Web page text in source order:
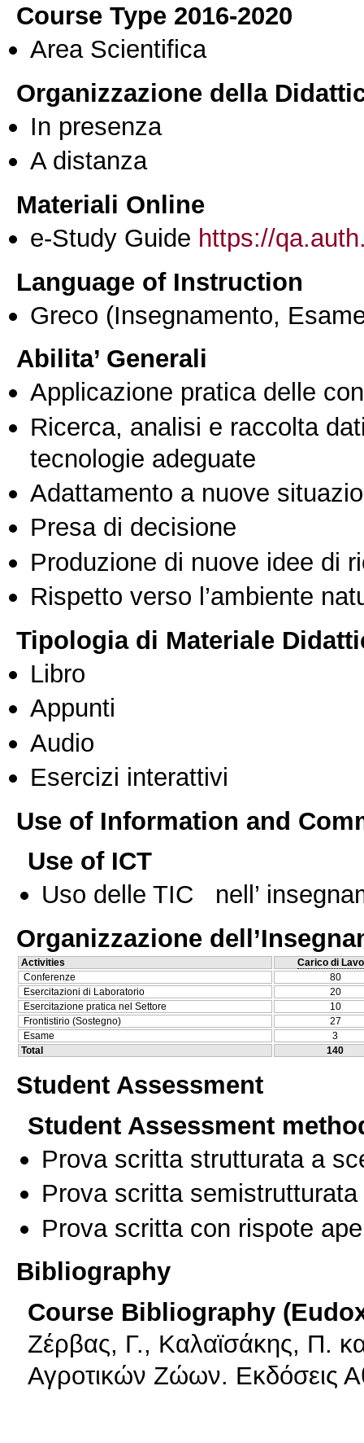
Course Type 2016-2020
Area Scientifica
Organizzazione della
In presenza
A distanza
Materiali Online
e-Study Guide https://
Language of Instruction
Greco (Insegnamento,
Abilita’ Generali
Applicazione pratica delle
Ricerca, analisi e raccolta
tecnologie adeguate
Adattamento a nuove
Presa di decisione
Produzione di nuove idee di
Rispetto verso l’ambiente
Tipologia di Materiale
Libro
Appunti
Audio
Esercizi interattivi
Use of Information and
Use of ICT
Uso delle TIC nell’
Organizzazione
Activities
Carico di
Conferenze
80
Esercitazioni di Laboratorio
20
Esercitazione pratica nel Settore
10
Frontistirio (Sostegno)
27
Esame
3
Total
140
Student Assessment
Student Assessment
Prova scritta strutturata a
Prova scritta
Prova scritta con rispote
Bibliography
Course Bibliography
Ζέρβας, Γ., Καλαϊσάκης, Π.
Αγροτικών Ζώων. Εκδόσεις